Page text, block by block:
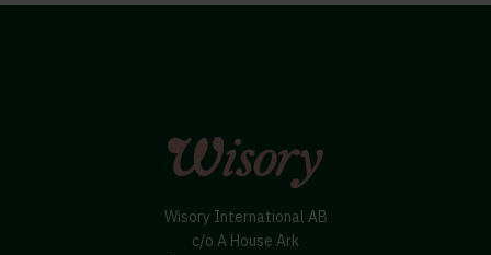
Wisory International AB
c/o A House Ark